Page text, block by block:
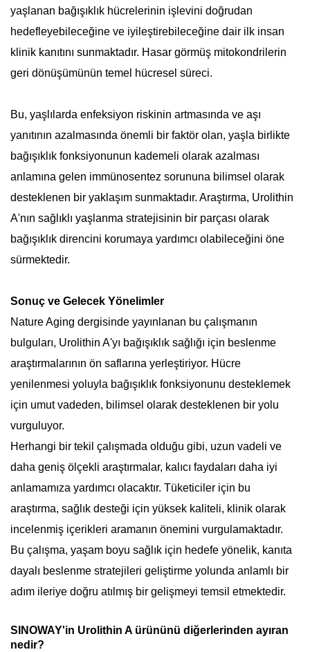
yaşlanan bağışıklık hücrelerinin işlevini doğrudan
hedefleyebileceğine ve iyileştirebileceğine dair ilk insan
klinik kanıtını sunmaktadır. Hasar görmüş mitokondrilerin
geri dönüşümünün temel hücresel süreci.
Bu, yaşlılarda enfeksiyon riskinin artmasında ve aşı
yanıtının azalmasında önemli bir faktör olan, yaşla birlikte
bağışıklık fonksiyonunun kademeli olarak azalması
anlamına gelen immünosentez sorununa bilimsel olarak
desteklenen bir yaklaşım sunmaktadır. Araştırma, Urolithin
A'nın sağlıklı yaşlanma stratejisinin bir parçası olarak
bağışıklık direncini korumaya yardımcı olabileceğini öne
sürmektedir.
Sonuç ve Gelecek Yönelimler
Nature Aging dergisinde yayınlanan bu çalışmanın
bulguları, Urolithin A'yı bağışıklık sağlığı için beslenme
araştırmalarının ön saflarına yerleştiriyor. Hücre
yenilenmesi yoluyla bağışıklık fonksiyonunu desteklemek
için umut vadeden, bilimsel olarak desteklenen bir yolu
vurguluyor.
Herhangi bir tekil çalışmada olduğu gibi, uzun vadeli ve
daha geniş ölçekli araştırmalar, kalıcı faydaları daha iyi
anlamamıza yardımcı olacaktır. Tüketiciler için bu
araştırma, sağlık desteği için yüksek kaliteli, klinik olarak
incelenmiş içerikleri aramanın önemini vurgulamaktadır.
Bu çalışma, yaşam boyu sağlık için hedefe yönelik, kanıta
dayalı beslenme stratejileri geliştirme yolunda anlamlı bir
adım ileriye doğru atılmış bir gelişmeyi temsil etmektedir.
SINOWAY'in Urolithin A ürününü diğerlerinden ayıran
nedir?